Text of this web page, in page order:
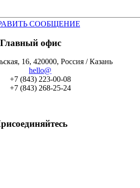
СООБЩЕНИЕ
Главный офис
16, 420000, Россия / Казань
hello@
+7 (843) 223-00-08
+7 (843) 268-25-24